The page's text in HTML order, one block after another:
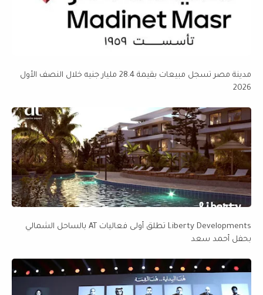
مدينة مصر تسجل مبيعات بقيمة 28.4 مليار جنيه خلال النصف الأول
2026
Liberty Developments تطلق أولى فعاليات AT بالساحل الشمالي
بحفل أحمد سعد